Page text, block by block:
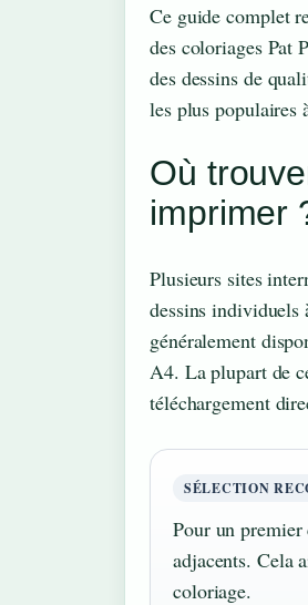
Ce guide complet
des coloriages Pat
des dessins de
les plus populaires
Où
imprimer
Plusieurs sites
dessins individuels
généralement
A4. La plupart de
téléchargement
SÉLECTION
Pour un premier
adjacents. Cela
coloriage.